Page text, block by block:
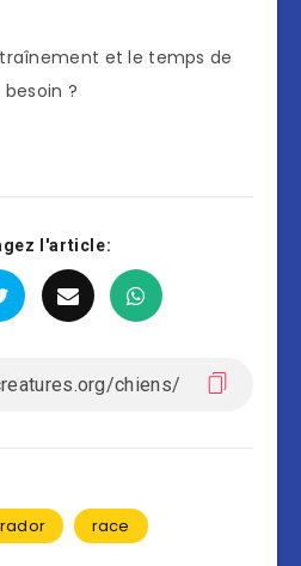
et le temps de
?
l'article:
race